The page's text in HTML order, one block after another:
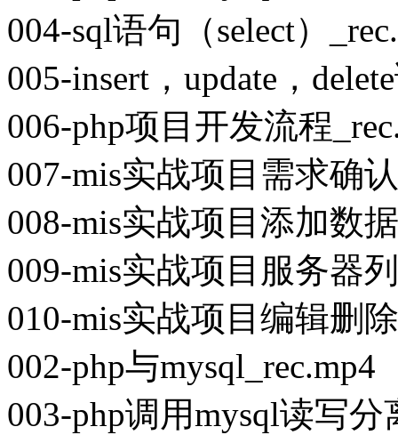
004-sql语句（select）
005-insert，update，
006-php项目开发流程
007-mis实战项目需求确
008-mis实战项目添加数
009-mis实战项目服务器
010-mis实战项目编辑删
002-php与mysql_rec.mp4
003-php调用mysql读写分